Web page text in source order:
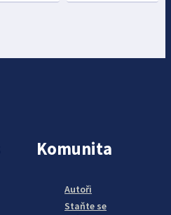
Komunita
Autoři
Staňte se